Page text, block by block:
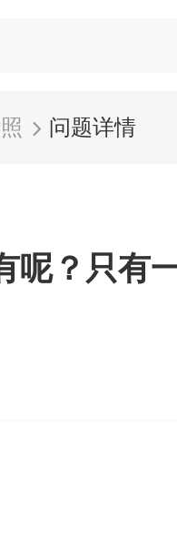
问题详情
呢？只有